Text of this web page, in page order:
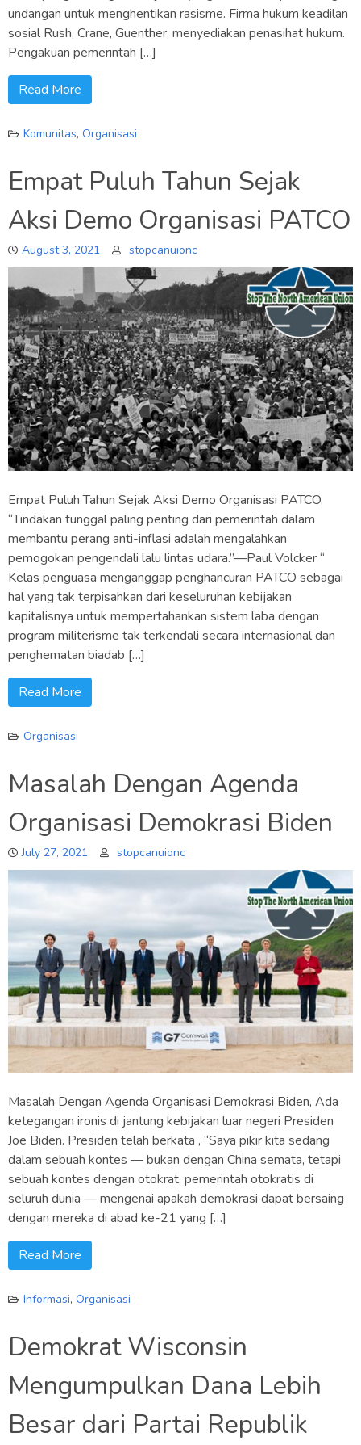
undangan untuk menghentikan rasisme. Firma hukum keadilan
sosial Rush, Crane, Guenther, menyediakan penasihat hukum.
Pengakuan pemerintah […]
Read More
Komunitas, Organisasi
Empat Puluh Tahun Sejak
Aksi Demo Organisasi PATCO
August 3, 2021 stopcanuionc
Empat Puluh Tahun Sejak Aksi Demo Organisasi PATCO,
“Tindakan tunggal paling penting dari pemerintah dalam
membantu perang anti-inflasi adalah mengalahkan
pemogokan pengendali lalu lintas udara.”—Paul Volcker “
Kelas penguasa menganggap penghancuran PATCO sebagai
hal yang tak terpisahkan dari keseluruhan kebijakan
kapitalisnya untuk mempertahankan sistem laba dengan
program militerisme tak terkendali secara internasional dan
penghematan biadab […]
Read More
Organisasi
Masalah Dengan Agenda
Organisasi Demokrasi Biden
July 27, 2021 stopcanuionc
Masalah Dengan Agenda Organisasi Demokrasi Biden, Ada
ketegangan ironis di jantung kebijakan luar negeri Presiden
Joe Biden. Presiden telah berkata , “Saya pikir kita sedang
dalam sebuah kontes — bukan dengan China semata, tetapi
sebuah kontes dengan otokrat, pemerintah otokratis di
seluruh dunia — mengenai apakah demokrasi dapat bersaing
dengan mereka di abad ke-21 yang […]
Read More
Informasi, Organisasi
Demokrat Wisconsin
Mengumpulkan Dana Lebih
Besar dari Partai Republik